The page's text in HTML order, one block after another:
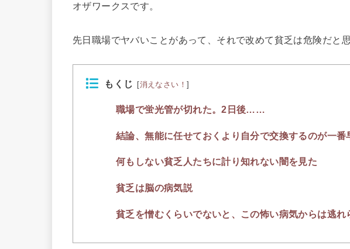
オザワークスです。
先日職場でヤバいことがあって、それで改めて貧乏は危険だと
もくじ [消えなさい！]
職場で蛍光管が切れた。2日後……
結論、無能に任せておくより自分で交換するのが一番
何もしない貧乏人たちに計り知れない闇を見た
貧乏は脳の病気説
貧乏を憎むくらいでないと、この怖い病気からは逃れ